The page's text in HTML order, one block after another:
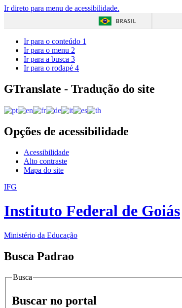
Ir direto para menu de acessibilidade.
BRASIL
Ir para o conteúdo 1
Ir para o menu 2
Ir para a busca 3
Ir para o rodapé 4
GTranslate - Tradução do site
Opções de acessibilidade
Acessibilidade
Alto contraste
Mapa do site
IFG
Instituto Federal de Goiás
Ministério da Educação
Busca Padrao
Busca
Buscar no portal